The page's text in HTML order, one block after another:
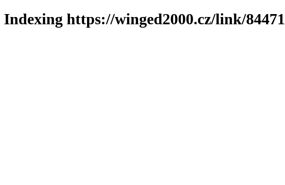
Indexing https://winged2000.cz/link/84471